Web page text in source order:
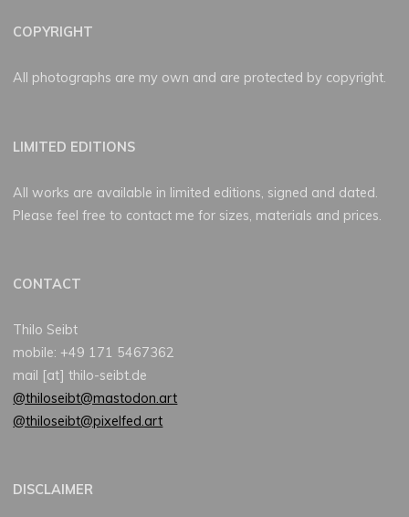
COPYRIGHT
All photographs are my own and are protected by copyright.
LIMITED EDITIONS
All works are available in limited editions, signed and dated.
Please feel free to contact me for sizes, materials and prices.
CONTACT
Thilo Seibt
mobile: +49 171 5467362
mail [at] thilo-seibt.de
@thiloseibt@mastodon.art
@thiloseibt@pixelfed.art
DISCLAIMER